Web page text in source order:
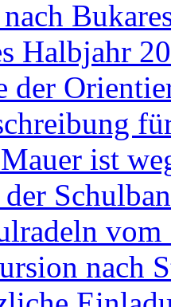
Halbjahr
der
ist
nach